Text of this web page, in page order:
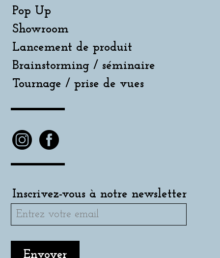
Pop Up
Showroom
Lancement de produit
Brainstorming / séminaire
Tournage / prise de vues
Inscrivez-vous à notre newsletter